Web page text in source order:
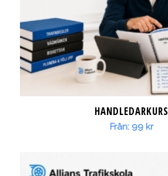
HANDLEDARKURS
Från: 99 kr